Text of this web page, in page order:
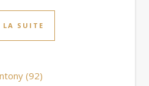
LA SUITE